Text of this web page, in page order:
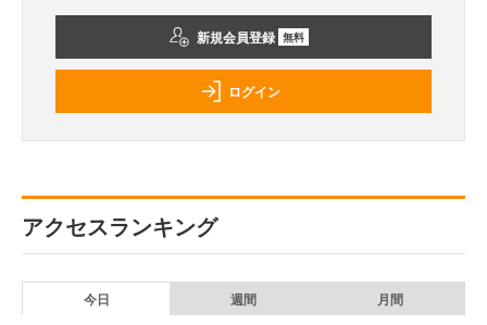
新規会員登録 無料
ログイン
アクセスランキング
今日 週間 月間